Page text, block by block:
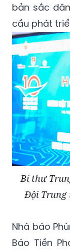
bản sắc
cầu phát
Bí thư
Đội Trung
Nhà báo
Báo Tiền